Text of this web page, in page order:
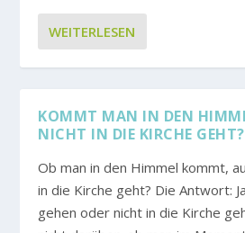
WEITERLESEN
KOMMT MAN IN DEN
NICHT IN DIE KIRCHE GEHT?
Ob man in den Himmel kommt,
in die Kirche geht? Die Antwort:
gehen oder nicht in die Kirche